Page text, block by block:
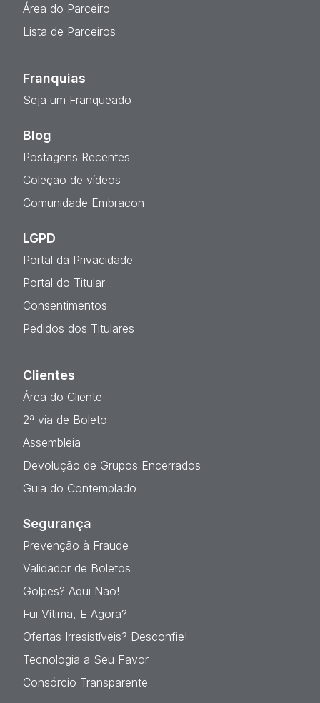
Área do Parceiro
Lista de Parceiros
Franquias
Seja um Franqueado
Blog
Postagens Recentes
Coleção de vídeos
Comunidade Embracon
LGPD
Portal da Privacidade
Portal do Titular
Consentimentos
Pedidos dos Titulares
Clientes
Área do Cliente
2ª via de Boleto
Assembleia
Devolução de Grupos Encerrados
Guia do Contemplado
Segurança
Prevenção à Fraude
Validador de Boletos
Golpes? Aqui Não!
Fui Vítima, E Agora?
Ofertas Irresistíveis? Desconfie!
Tecnologia a Seu Favor
Consórcio Transparente